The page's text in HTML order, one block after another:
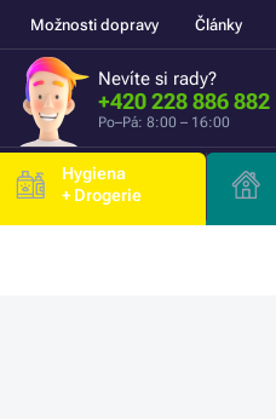
Možnosti dopravy Články
Nevíte si rady?
+420 228 886 882
Po–Pá: 8:00 – 16:00
Hygiena
+ Drogerie